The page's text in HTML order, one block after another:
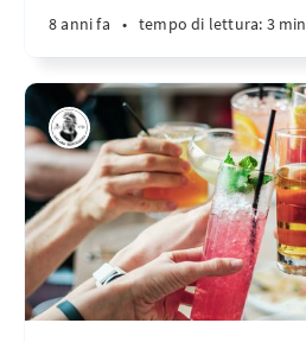
8 anni fa • tempo di lettura: 3 min